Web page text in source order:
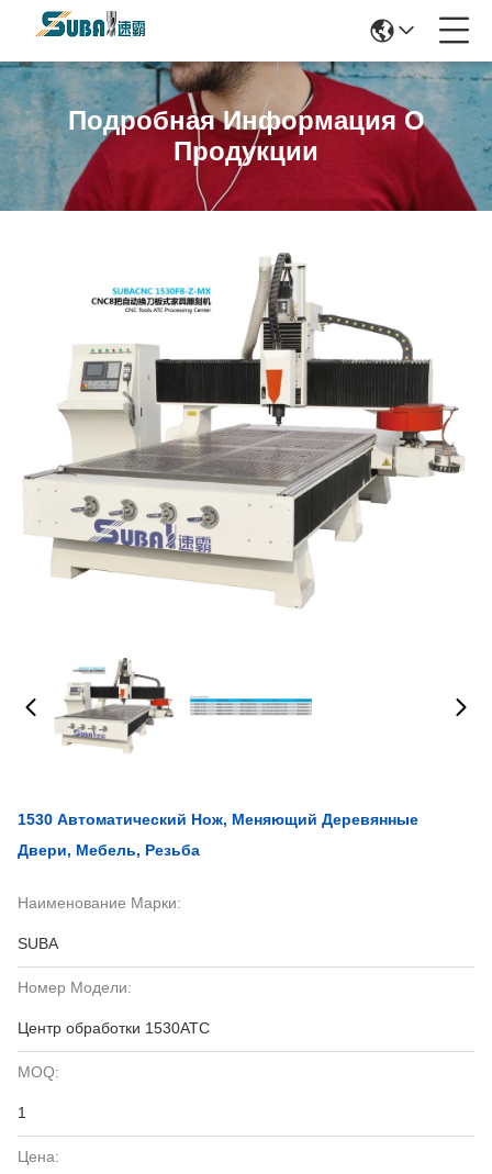
Подробная Информация О
Продукции
1530 Автоматический Нож, Меняющий Деревянные
Двери, Мебель, Резьба
Наименование Марки:
SUBA
Номер Модели:
Центр обработки 1530ATC
MOQ:
1
Цена: